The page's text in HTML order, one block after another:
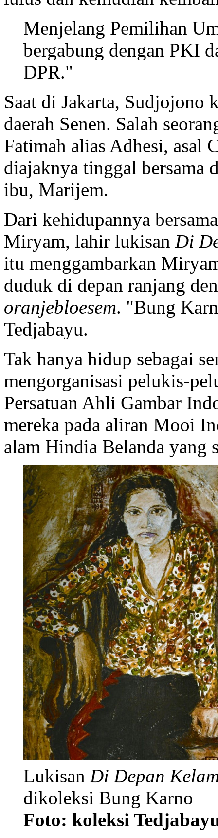
Menjelang Pemilihan
bergabung dengan PKI
DPR."
Saat di Jakarta, Sudjojono
daerah Senen. Salah
Fatimah alias Adhesi, asal
diajaknya tinggal bersama
ibu, Marijem.
Dari kehidupannya
Miryam, lahir lukisan Di
itu menggambarkan
duduk di depan ranjang
oranjebloesem. "Bung
Tedjabayu.
Tak hanya hidup sebagai
mengorganisasi pelukis-
Persatuan Ahli Gambar
mereka pada aliran Mooi
alam Hindia Belanda yang
Lukisan Di Depan
dikoleksi Bung Karno
Foto: koleksi